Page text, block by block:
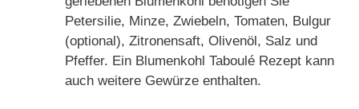
Petersilie, Minze, Zwiebeln, Tomaten, Bulgur
(optional), Zitronensaft, Olivenöl, Salz und
Pfeffer. Ein Blumenkohl Taboulé Rezept kann
auch weitere Gewürze enthalten.